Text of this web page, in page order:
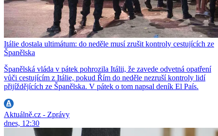
Itálie dostala ultimátum: do neděle musí zrušit kontroly cestujících ze
Španělska
Španělská vláda v pátek pohrozila Itálii, že zavede odvetná opatření
vůči cestujícím z Itálie, pokud Řím do neděle nezruší kontroly lidí
přijíždějících ze Španělska. V pátek o tom napsal deník El País.
Aktuálně.cz - Zprávy
dnes, 12:30